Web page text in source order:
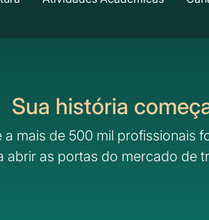
Sua história
a mais de 500 mil profissionais
abrir as portas do mercado de